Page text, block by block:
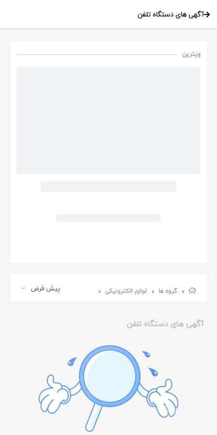
آگهی های دستگاه تلفن
ویترین
گروه ها لوازم الکترونیکی
آگهی های دستگاه تلفن